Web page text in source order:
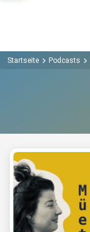
Startseite Podcasts